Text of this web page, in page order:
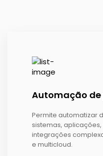
Automação
Permite automatizar
sistemas,
integrações
e multicloud.